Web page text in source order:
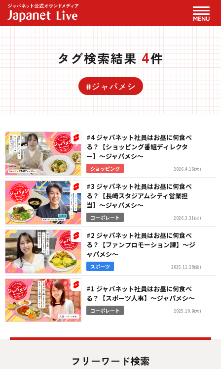
MENU
タグ検索結果4件
#ジャパメシ
#4 ジャパネット社員はお昼に何食べ
る？【ショッピング番組ディレクタ
ー】〜ジャパメシ〜
ショッピング 2026.4.16(木)
#3 ジャパネット社員はお昼に何食べ
る？【長崎スタジアムシティ営業担
当】〜ジャパメシ〜
コーポレート 2026.3.31(火)
#2 ジャパネット社員はお昼に何食べ
る？【ファンプロモーション課】〜ジ
ャパメシ〜
スポーツ 2025.11.28(金)
#1 ジャパネット社員はお昼に何食べ
る？【スポーツ人事】〜ジャパメシ〜
コーポレート 2025.10.9(木)
フリーワード検索